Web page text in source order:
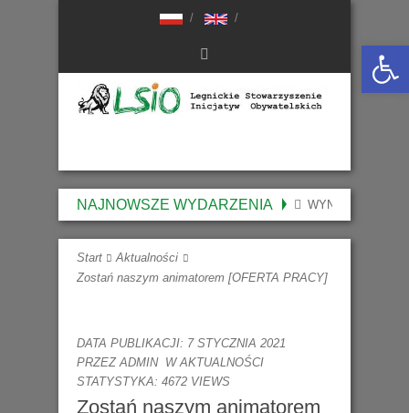
NAJNOWSZE WYDARZENIA WYNIKI NABORU
Start
Aktualności
Zostań naszym animatorem [OFERTA PRACY]
DATA PUBLIKACJI: 7 STYCZNIA 2021
PRZEZ ADMIN W AKTUALNOŚCI
STATYSTYKA: 4672 VIEWS
Zostań naszym animatorem